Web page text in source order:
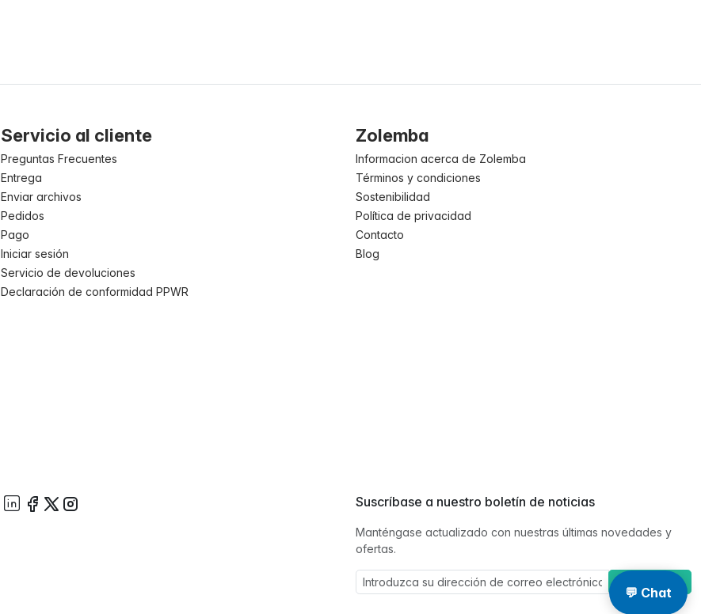
Servicio al cliente
Preguntas Frecuentes
Entrega
Enviar archivos
Pedidos
Pago
Iniciar sesión
Servicio de devoluciones
Declaración de conformidad PPWR
Zolemba
Informacion acerca de Zolemba
Términos y condiciones
Sostenibilidad
Política de privacidad
Contacto
Blog
Suscríbase a nuestro boletín de noticias
Manténgase actualizado con nuestras últimas novedades y
ofertas.
Suscríbase a
💬 Chat